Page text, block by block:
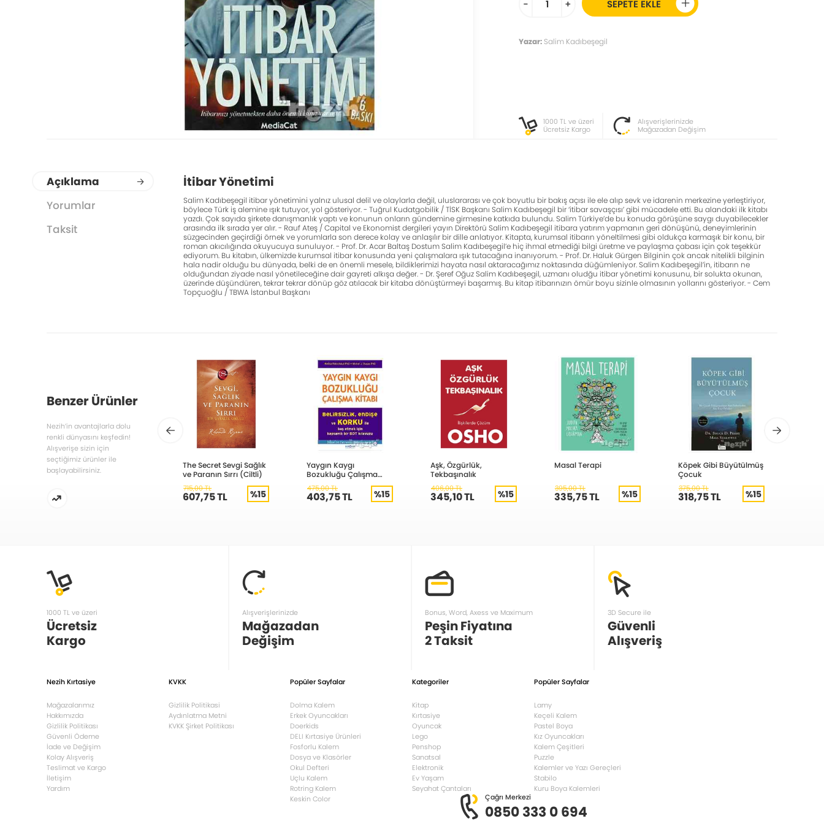
- + SEPETE EKLE
Yazar:Salim Kadıbeşegil
1000 TL ve üzeri
Ücretsiz Kargo
Alışverişlerinizde
Mağazadan Değişim
Açıklama
Yorumlar
Taksit
İtibar Yönetimi
Salim Kadıbeşegil itibar yönetimini yalnız ulusal delil ve olaylarla değil, uluslararası ve çok boyutlu bir bakış açısı ile ele alıp sevk ve idarenin merkezine yerleştiriyor,
böylece Türk iş alemine ışık tutuyor, yol gösteriyor. - Tuğrul Kudatgobilik / TİSK Başkanı Salim Kadıbeşegil bir ‘itibar savaşçısı’ gibi mücadele etti. Bu alandaki ilk kitabı
yazdı. Çok sayıda şirkete danışmanlık yaptı ve konunun onların gündemine girmesine katkıda bulundu. Salim Türkiye’de bu konuda görüşüne saygı duyabilecekler
arasında ilk sırada yer alır. - Rauf Ateş / Capital ve Ekonomist dergileri yayın Direktörü Salim Kadıbeşegil itibara yatırım yapmanın geri dönüşünü, deneyimlerinin
süzgecinden geçirdiği örnek ve yorumlarla son derece kolay ve anlaşılır bir dille anlatıyor. Kitapta, kurumsal itibarın yöneltilmesi gibi oldukça karmaşık bir konu, bir
roman akıcılığında okuyucuya sunuluyor. - Prof. Dr. Acar Baltaş Dostum Salim Kadıbeşegil’e hiç ihmal etmediği bilgi üretme ve paylaşma çabası için çok teşekkür
ediyorum. Bu kitabın, ülkemizde kurumsal itibar konusunda yeni çalışmalara ışık tutacağına inanıyorum. - Prof. Dr. Haluk Gürgen Bilginin çok ancak nitelikli bilginin
hala nadir olduğu bu dünyada, belki de en önemli mesele, bildiklerimizi hayata nasıl aktaracağımız noktasında düğümleniyor. Salim Kadıbeşegil’in, itibarın ne
olduğundan ziyade nasıl yönetileceğine dair gayreti alkışa değer. - Dr. Şeref Oğuz Salim Kadıbeşegil, uzmanı oludğu itibar yönetimi konusunu, bir solukta okunan,
üzerinde düşündüren, tekrar tekrar dönüp göz atılacak bir kitaba dönüştürmeyi başarmış. Bu kitap itibarınızın ömür boyu sizinle olmasının yollarını gösteriyor. - Cem
Topçuoğlu / TBWA İstanbul Başkanı
Benzer Ürünler
Nezih’in avantajlarla dolu
renkli dünyasını keşfedin!
Alışverişe sizin için
seçtiğimiz ürünler ile
başlayabilirsiniz.
The Secret Sevgi Sağlık
ve Paranın Sırrı (Ciltli)
715,00 TL
607,75 TL %15
Yaygın Kaygı
Bozukluğu Çalışma
Kitabı
475,00 TL
403,75 TL %15
Aşk, Özgürlük,
Tekbaşınalık
406,00 TL
345,10 TL %15
Masal Terapi
395,00 TL
335,75 TL %15
Köpek Gibi Büyütülmüş
Çocuk
375,00 TL
318,75 TL %15
1000 TL ve üzeri
Ücretsiz
Kargo
Alışverişlerinizde
Mağazadan
Değişim
Bonus, Word, Axess ve Maximum
Peşin Fiyatına
2 Taksit
3D Secure ile
Güvenli
Alışveriş
Nezih Kırtasiye
Mağazalarımız
Hakkımızda
Gizlilik Politikası
Güvenli Ödeme
İade ve Değişim
Kolay Alışveriş
Teslimat ve Kargo
İletişim
Yardım
KVKK
Gizlilik Politikasi
Aydınlatma Metni
KVKK Şirket Politikası
Popüler Sayfalar
Dolma Kalem
Erkek Oyuncakları
Doerkids
DELI Kırtasiye Ürünleri
Fosforlu Kalem
Dosya ve Klasörler
Okul Defteri
Uçlu Kalem
Rotring Kalem
Keskin Color
Kategoriler
Kitap
Kırtasiye
Oyuncak
Lego
Penshop
Sanatsal
Elektronik
Ev Yaşam
Seyahat Çantaları
Popüler Sayfalar
Lamy
Keçeli Kalem
Pastel Boya
Kız Oyuncakları
Kalem Çeşitleri
Puzzle
Kalemler ve Yazı Gereçleri
Stabilo
Kuru Boya Kalemleri
Çağrı Merkezi
0850 333 0 694